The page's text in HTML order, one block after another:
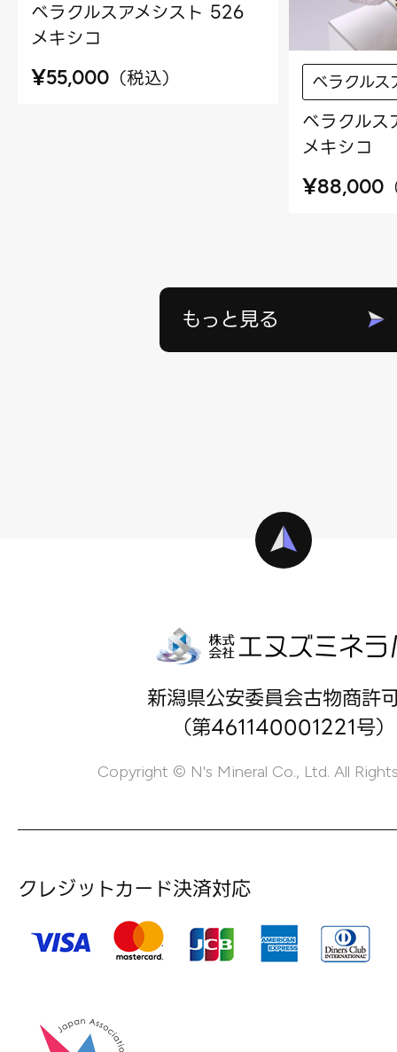
ベラクルスアメシスト 526
メキシコ
¥55,000 （税込） ベラクルス
ベラクル
メキシコ
¥88,000
もっと見る
新潟県公安委員会古物商許
（第461140001221号）
Copyright © N's Mineral Co., Ltd. All
クレジットカード決済対応